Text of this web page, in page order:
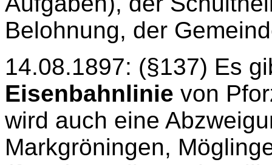
Belohnung, der
14.08.1897: (§137) Es
Eisenbahnlinie von
wird auch eine
Markgröningen,